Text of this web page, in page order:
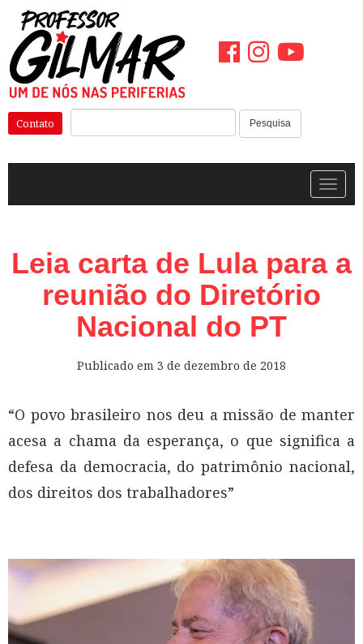
Pular
para
o
conteúdo
Pesquisa
Contato
Leia carta de Lula para a
reunião do Diretório
Nacional do PT
Publicado em 3 de dezembro de 2018
“O povo brasileiro nos deu a missão de manter
acesa a chama da esperança, o que significa a
defesa da democracia, do patrimônio nacional,
dos direitos dos trabalhadores”